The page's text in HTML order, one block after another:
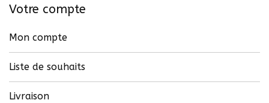
Votre compte
Mon compte
Liste de souhaits
Livraison